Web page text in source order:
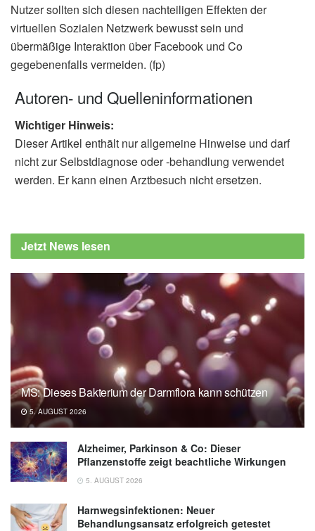
Nutzer sollten sich diesen nachteiligen Effekten der
virtuellen Sozialen Netzwerk bewusst sein und
übermäßige Interaktion über Facebook und Co
gegebenenfalls vermeiden. (fp)
Autoren- und Quelleninformationen
Wichtiger Hinweis:
Dieser Artikel enthält nur allgemeine Hinweise und darf
nicht zur Selbstdiagnose oder -behandlung verwendet
werden. Er kann einen Arztbesuch nicht ersetzen.
Jetzt News lesen
MS: Dieses Bakterium der Darmflora kann schützen
5. AUGUST 2026
Alzheimer, Parkinson & Co: Dieser
Pflanzenstoffe zeigt beachtliche Wirkungen
5. AUGUST 2026
Harnwegsinfektionen: Neuer
Behandlungsansatz erfolgreich getestet